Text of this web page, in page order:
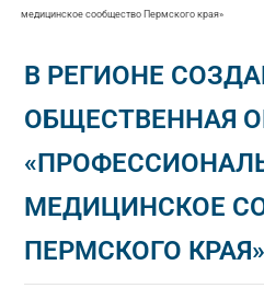
медицинское сообщество Пермского края»
В РЕГИОНЕ
ОБЩЕСТВЕННАЯ
МЕДИЦИНСКОЕ
ПЕРМСКОГО КРАЯ»